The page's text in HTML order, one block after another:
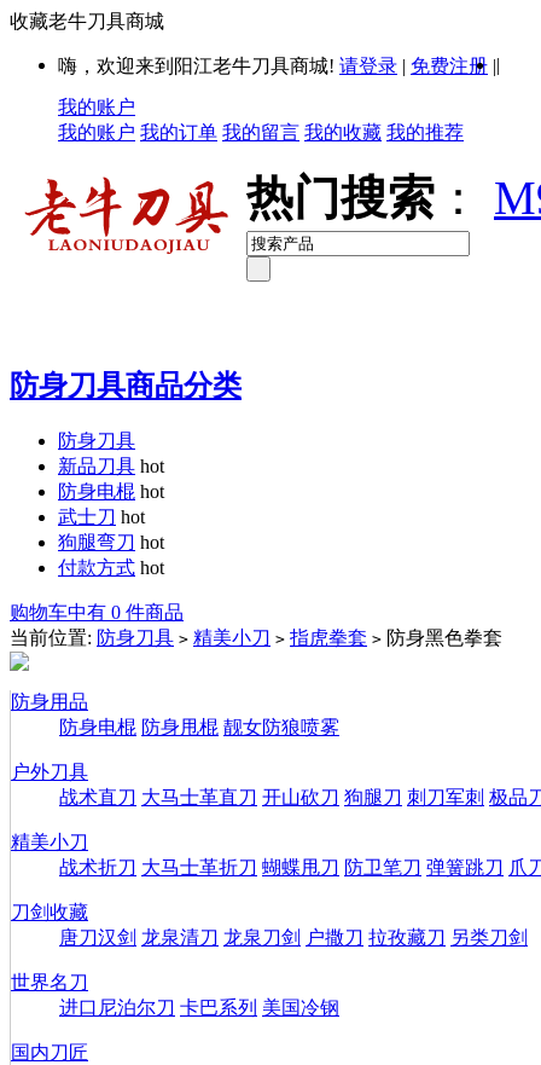
收藏老牛刀具商城
嗨，欢迎来到阳江老牛刀具商城! 请登录 | 免费注册 ||
我的账户
我的账户 我的订单 我的留言 我的收藏 我的推荐
热门搜索 ：
防身刀具商品分类
防身刀具
新品刀具 hot
防身电棍 hot
武士刀 hot
狗腿弯刀 hot
付款方式 hot
购物车中有 0 件商品
当前位置: 防身刀具 > 精美小刀 > 指虎拳套 > 防身黑色拳套
防身用品
防身电棍 防身甩棍 靓女防狼喷雾
户外刀具
战术直刀 大马士革直刀 开山砍刀 狗腿刀 刺刀军刺 极品
精美小刀
战术折刀 大马士革折刀 蝴蝶甩刀 防卫笔刀 弹簧跳刀 爪
刀剑收藏
唐刀汉剑 龙泉清刀 龙泉刀剑 户撒刀 拉孜藏刀 另类刀剑
世界名刀
进口尼泊尔刀 卡巴系列 美国冷钢
国内刀匠